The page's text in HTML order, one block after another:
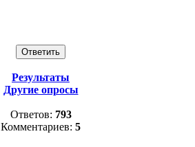
Результаты
Другие опросы
Ответов: 793
Комментариев: 5